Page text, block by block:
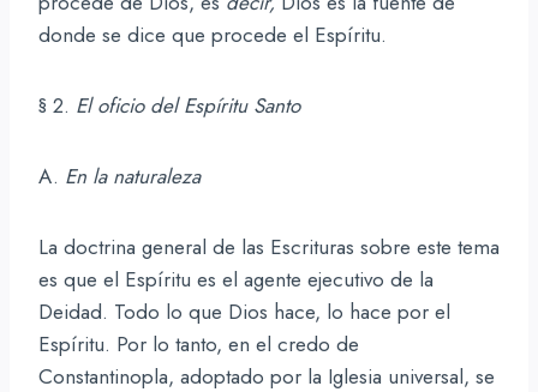
donde se dice que procede el Espíritu.
§ 2. El oficio del Espíritu Santo
A. En la naturaleza
La doctrina general de las Escrituras sobre este tema
es que el Espíritu es el agente ejecutivo de la
Deidad. Todo lo que Dios hace, lo hace por el
Espíritu. Por lo tanto, en el credo de
Constantinopla, adoptado por la Iglesia universal, se